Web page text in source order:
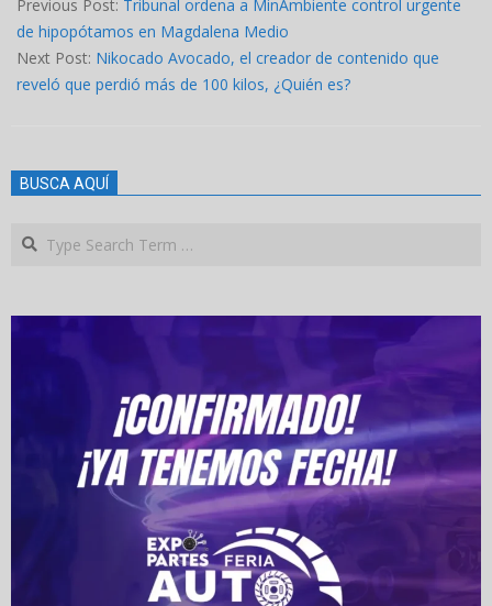
06
Previous Post: Tribunal ordena a MinAmbiente control urgente
de hipopótamos en Magdalena Medio
Next Post: Nikocado Avocado, el creador de contenido que
reveló que perdió más de 100 kilos, ¿Quién es?
BUSCA AQUÍ
Search